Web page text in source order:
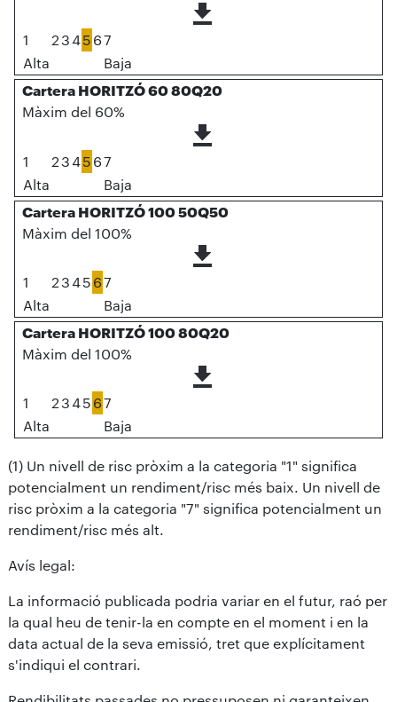
1 2345 67
Alta
Baja
Cartera HORITZÓ 60 80Q20
Màxim del 60%
1 2345 67
Alta
Baja
Cartera HORITZÓ 100 50Q50
Màxim del 100%
1 2345 67
Alta
Baja
Cartera HORITZÓ 100 80Q20
Màxim del 100%
1 2345 67
Alta
Baja
(1) Un nivell de risc pròxim a la categoria "1" significa
potencialment un rendiment/risc més baix. Un nivell de
risc pròxim a la categoria "7" significa potencialment un
rendiment/risc més alt.
Avís legal:
La informació publicada podria variar en el futur, raó per
la qual heu de tenir-la en compte en el moment i en la
data actual de la seva emissió, tret que explícitament
s'indiqui el contrari.